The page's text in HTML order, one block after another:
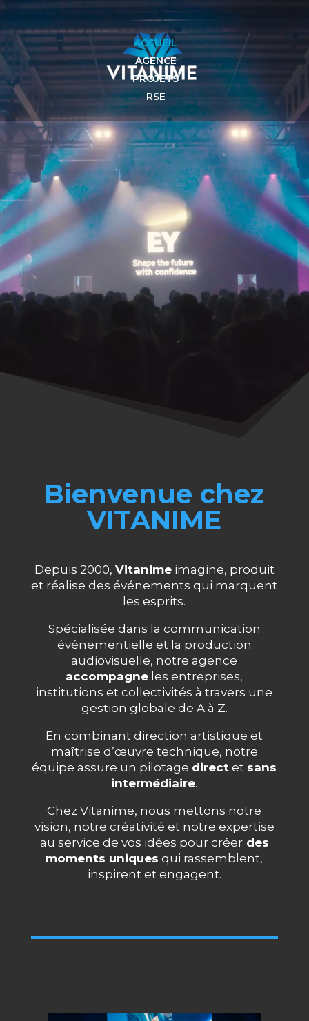
ACCUEIL
AGENCE
PROJETS
RSE
Bienvenue chez
VITANIME
Depuis 2000, Vitanimeimagine, produit
et réalise des événements qui marquent
les esprits.
Spécialisée dans la communication
événementielle et la production
audiovisuelle, notre agence
accompagne les entreprises,
institutions et collectivités à travers une
gestion globale de A à Z.
En combinant direction artistique et
maîtrise d’œuvre technique, notre
équipe assure un pi lotage direct et sans
intermédiaire.
Chez Vitanime, nous mettons notre
vision, notre créativité et notre expertise
au service de vos idées pour créerdes
moments uniques qui rassemblent,
inspirent et engagent.